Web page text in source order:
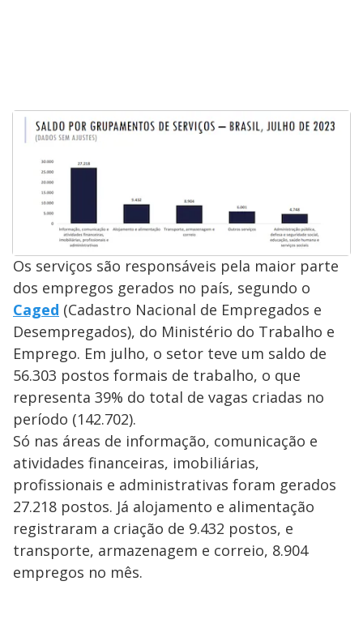
Os serviços são responsáveis pela maior parte
dos empregos gerados no país, segundo o
Caged (Cadastro Nacional de Empregados e
Desempregados), do Ministério do Trabalho e
Emprego. Em julho, o setor teve um saldo de
56.303 postos formais de trabalho, o que
representa 39% do total de vagas criadas no
período (142.702).
Só nas áreas de informação, comunicação e
atividades financeiras, imobiliárias,
profissionais e administrativas foram gerados
27.218 postos. Já alojamento e alimentação
registraram a criação de 9.432 postos, e
transporte, armazenagem e correio, 8.904
empregos no mês.